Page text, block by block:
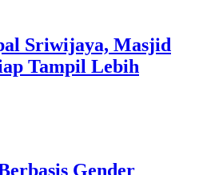
Sriwijaya, Masjid
Tampil Lebih
Gender